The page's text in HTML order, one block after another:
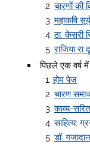
चारणों की
महाकवि
ठा. केसरी
राजिया रा
पिछले एक वर्ष
होम पेज
चारण
काव्य-
साहित्य:
डॉ.